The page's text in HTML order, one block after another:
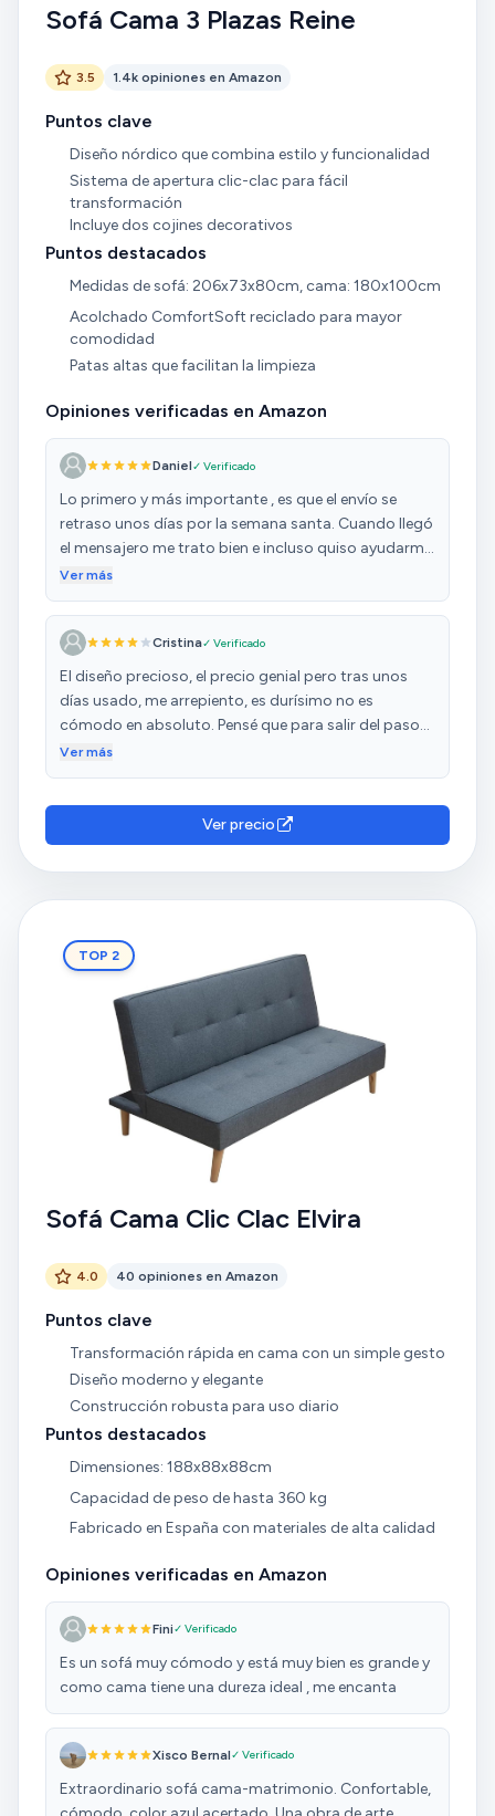
Sofá Cama 3 Plazas Reine
3.5 1.4k opiniones en Amazon
Puntos clave
Diseño nórdico que combina estilo y funcionalidad
Sistema de apertura clic-clac para fácil
transformación
Incluye dos cojines decorativos
Puntos destacados
Medidas de sofá: 206x73x80cm, cama: 180x100cm
Acolchado ComfortSoft reciclado para mayor
comodidad
Patas altas que facilitan la limpieza
Opiniones verificadas en Amazon
Daniel✓ Verificado
Lo primero y más importante , es que el envío se
retraso unos días por la semana santa. Cuando llegó
el mensajero me trato bien e incluso quiso ayudarme
a bajarlo a mi casa. Al abrirlo me di cuenta que tiene
detrás unas cremalleras que esconden las piezas que
podrías hechar en falta. Una vez montado queda
muy bien y muy cuqui. Lo recomiendo si no te quieres
gastar mucho dinero en un sofá. Eso sí, sacrificando
un poco de comodidad ya que es un poco duro al
Ver más
Cristina✓ Verificado
El diseño precioso, el precio genial pero tras unos
días usado, me arrepiento, es durísimo no es
cómodo en absoluto. Pensé que para salir del paso
sería perfecto, pero no es así.
Ver más
Ver precio
TOP 2
Sofá Cama Clic Clac Elvira
4.0 40 opiniones en Amazon
Puntos clave
Transformación rápida en cama con un simple gesto
Diseño moderno y elegante
Construcción robusta para uso diario
Puntos destacados
Dimensiones: 188x88x88cm
Capacidad de peso de hasta 360 kg
Fabricado en España con materiales de alta calidad
Opiniones verificadas en Amazon
Fini✓ Verificado
Es un sofá muy cómodo y está muy bien es grande y
como cama tiene una dureza ideal , me encanta
Xisco Bernal✓ Verificado
Extraordinario sofá cama-matrimonio. Confortable,